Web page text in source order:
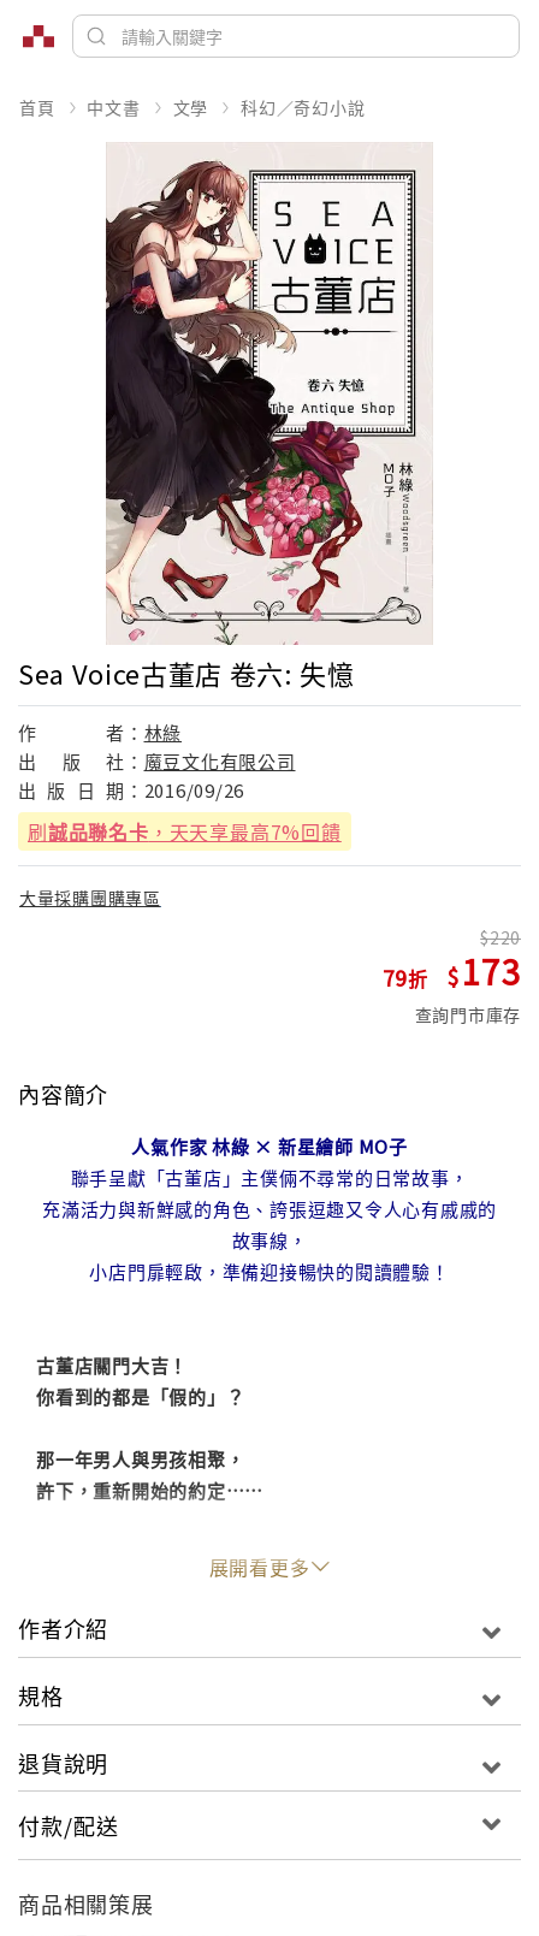
首頁 中文書 文學 科幻／奇幻小說
Sea Voice古董店 卷六: 失憶
作 者： 林綠
出
版 社： 魔豆文化有限公司
出 版 日 期： 2016/09/26
刷誠品聯名卡 ，天天享最高7%回饋
大量採購團購專區
79
220
173
查詢門市庫存
內容簡介
人氣作家 林綠 × 新星繪師 MO子
聯手呈獻「古董店」主僕倆不尋常的日常故事，
充滿活力與新鮮感的角色、誇張逗趣又令人心有戚戚的
故事線，
小店門扉輕啟，準備迎接暢快的閱讀體驗！
古董店關門大吉！
你看到的都是「假的」？
那一年男人與男孩相聚，
許下，重新開始的約定⋯⋯
店員生死垂危，店長大人心慌意亂，
唯一信任的白袍魔女卻自顧不暇。
美麗店長身邊的人們接連出事，是巧合抑或預謀？
兩大事件共同指向南洋世家。
四姓家族出手，混亂與災禍之中，
展開看更多
作者介紹
規格
退貨說明
付款/配送
商品相關策展